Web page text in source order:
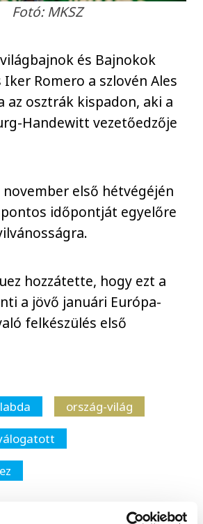
Fotó: MKSZ
és Bajnokok
Romero a szlovén Ales
az osztrák kispadon, aki a
Handewitt vezetőedzője
november első hétvégéjén
időpontját egyelőre
hozzátette, hogy ezt a
a jövő januári Európa-
felkészülés első
ország-világ